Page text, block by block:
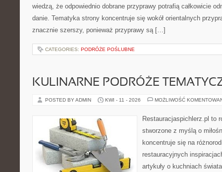
wiedzą, że odpowiednio dobrane przyprawy potrafią całkowicie
danie. Tematyka strony koncentruje się wokół orientalnych
znacznie szerszy, ponieważ przyprawy są […]
CATEGORIES: PODRÓŻE POŚLUBNE
KULINARNE PODRÓŻE
POSTED BY ADMIN KWI - 11 - 2026 MOŻLIWOŚĆ
Restauracjaspichlerz.pl to
stworzone z myślą o
koncentruje się na
restauracyjnych
artykuły o kuchniach